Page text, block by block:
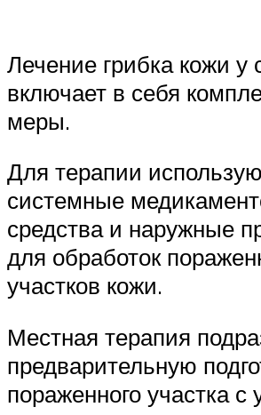
Лечение грибка кожи у
включает в себя
меры.
Для терапии
системные
средства и наружные
для обработок
участков кожи.
Местная терапия
предварительную
пораженного участка с